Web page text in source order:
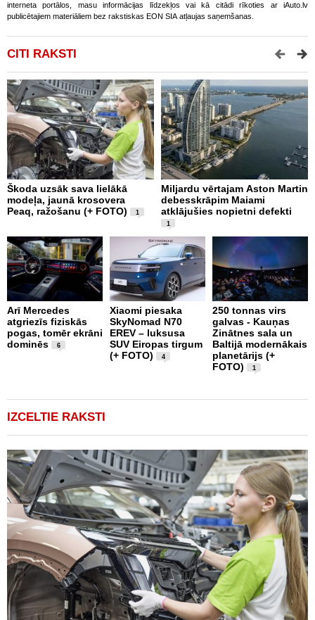
interneta portālos, masu informācijas līdzekļos vai kā citādi rīkoties ar iAuto.lv
publicētajiem materiāliem bez rakstiskas EON SIA atļaujas saņemšanas.
CITI RAKSTI
Škoda uzsāk sava lielākā
modeļa, jaunā krosovera
Peaq, ražošanu (+ FOTO)
1
Miljardu vērtajam Aston Martin
debesskrāpim Maiami
atklājušies nopietni defekti
1
Arī Mercedes
atgriezīs fiziskās
pogas, tomēr ekrāni
dominēs
6
Xiaomi piesaka
SkyNomad N70
EREV – luksusa
SUV Eiropas tirgum
(+ FOTO)
4
250 tonnas virs
galvas - Kauņas
Zinātnes sala un
Baltijā modernākais
planetārijs (+
FOTO)
1
IZCELTIE RAKSTI